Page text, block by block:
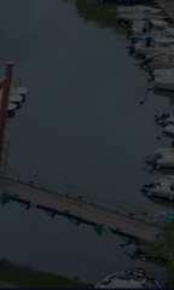
DE
SÉCURITÉ